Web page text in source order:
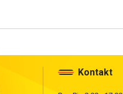
Kontakt